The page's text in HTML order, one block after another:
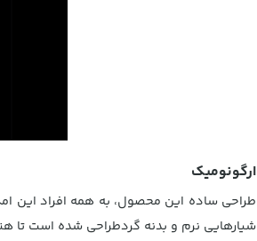
ارگونومیک
شیارهایی نرم و بدنه گردطراحی شده است تا